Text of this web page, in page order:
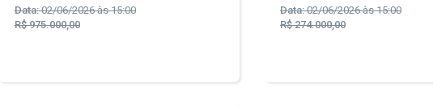
Data:02/06/2026 às 15:00
R$ 975.000,00
Data:02/06/2026 às 15:00
R$ 274.000,00